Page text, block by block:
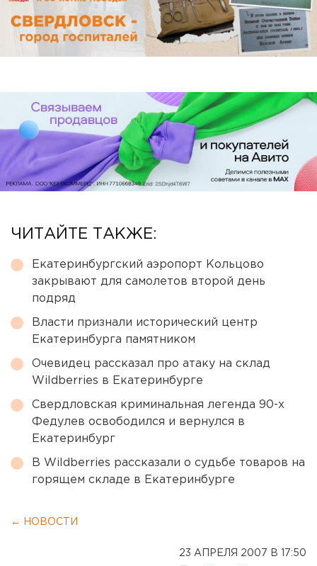
ЧИТАЙТЕ ТАКЖЕ:
Екатеринбургский аэропорт Кольцово
закрывают для самолетов второй день
подряд
Власти признали исторический центр
Екатеринбурга памятником
Очевидец рассказал про атаку на склад
Wildberries в Екатеринбурге
Свердловская криминальная легенда 90-х
Федулев освободился и вернулся в
Екатеринбург
В Wildberries рассказали о судьбе товаров на
горящем складе в Екатеринбурге
← НОВОСТИ
23 АПРЕЛЯ 2007 В 17:50